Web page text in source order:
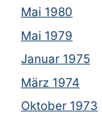
Mai 1980
Mai 1979
Januar 1975
März 1974
Oktober 1973